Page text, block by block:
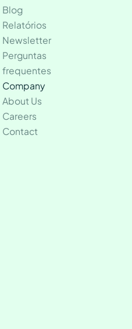
Blog
Relatórios
Newsletter
Perguntas
frequentes
Company
About Us
Careers
Contact